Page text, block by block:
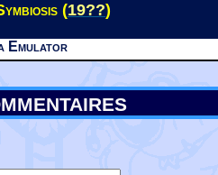
(19??)
Emulator